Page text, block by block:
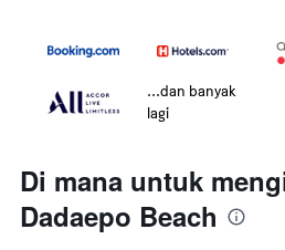
...dan banyak
lagi
Di mana untuk
Dadaepo Beach